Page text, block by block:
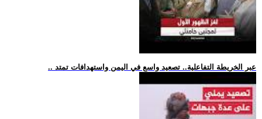
.. عبر الخريطة التفاعلية.. تصعيد واسع في اليمن واستهدافات تمتد